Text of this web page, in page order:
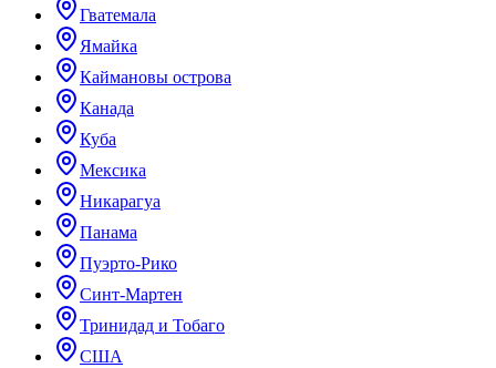
Гватемала
Ямайка
Каймановы острова
Канада
Куба
Мексика
Никарагуа
Панама
Пуэрто-Рико
Синт-Мартен
Тринидад и Тобаго
США